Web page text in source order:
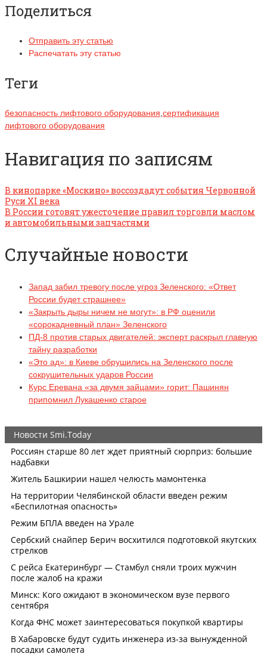
Поделиться
Отправить эту статью
Распечатать эту статью
Теги
безопасность лифтового оборудования сертификация
лифтового оборудования
Навигация по записям
В кинопарке «Москино» воссоздадут события Червонной
Руси XI века
В России готовят ужесточение правил торговли маслом
и автомобильными запчастями
Случайные новости
Запад забил тревогу после угроз Зеленского: «Ответ
России будет страшнее»
«Закрыть дыры ничем не могут»: в РФ оценили
«сорокадневный план» Зеленского
ПД-8 против старых двигателей: эксперт раскрыл главную
тайну разработки
«Это ад»: в Киеве обрушились на Зеленского после
сокрушительных ударов России
Курс Еревана «за двумя зайцами» горит: Пашинян
припомнил Лукашенко старое